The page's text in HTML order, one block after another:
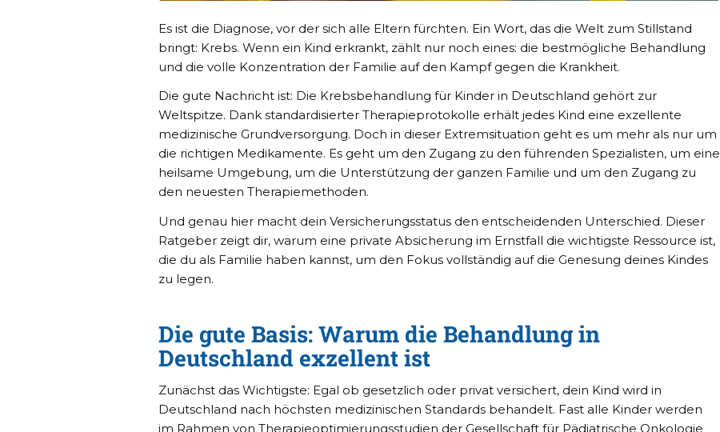
Es ist die Diagnose, vor der sich alle Eltern fürchten. Ein Wort, das die Welt zum Stillstand
bringt: Krebs. Wenn ein Kind erkrankt, zählt nur noch eines: die bestmögliche Behandlung
und die volle Konzentration der Familie auf den Kampf gegen die Krankheit.
Die gute Nachricht ist: Die Krebsbehandlung für Kinder in Deutschland gehört zur
Weltspitze. Dank standardisierter Therapieprotokolle erhält jedes Kind eine exzellente
medizinische Grundversorgung. Doch in dieser Extremsituation geht es um mehr als nur um
die richtigen Medikamente. Es geht um den Zugang zu den führenden Spezialisten, um eine
heilsame Umgebung, um die Unterstützung der ganzen Familie und um den Zugang zu
den neuesten Therapiemethoden.
Und genau hier macht dein Versicherungsstatus den entscheidenden Unterschied. Dieser
Ratgeber zeigt dir, warum eine private Absicherung im Ernstfall die wichtigste Ressource ist,
die du als Familie haben kannst, um den Fokus vollständig auf die Genesung deines Kindes
zu legen.
Die gute Basis: Warum die Behandlung in
Deutschland exzellent ist
Zunächst das Wichtigste: Egal ob gesetzlich oder privat versichert, dein Kind wird in
Deutschland nach höchsten medizinischen Standards behandelt. Fast alle Kinder werden
im Rahmen von Therapieoptimierungsstudien der Gesellschaft für Pädiatrische Onkologie